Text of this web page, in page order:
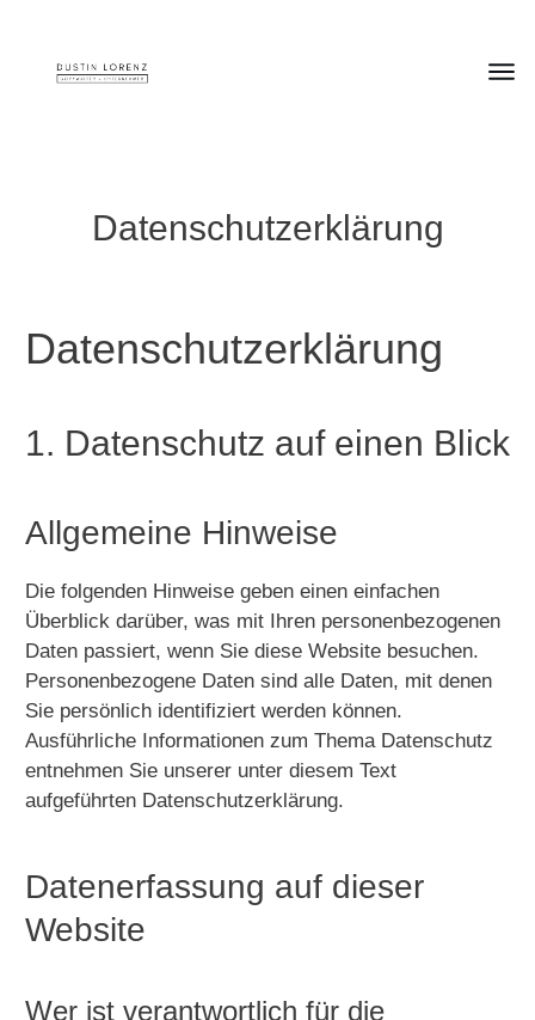
Datenschutzerklärung
Datenschutz­erklärung
1. Datenschutz auf einen Blick
Allgemeine Hinweise
Die folgenden Hinweise geben einen einfachen
Überblick darüber, was mit Ihren personenbezogenen
Daten passiert, wenn Sie diese Website besuchen.
Personenbezogene Daten sind alle Daten, mit denen
Sie persönlich identifiziert werden können.
Ausführliche Informationen zum Thema Datenschutz
entnehmen Sie unserer unter diesem Text
aufgeführten Datenschutzerklärung.
Datenerfassung auf dieser
Website
Wer ist verantwortlich für die